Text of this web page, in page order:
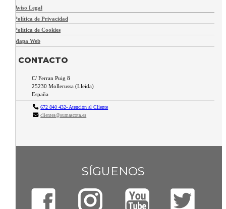
Aviso Legal
Política de Privacidad
Política de Cookies
Mapa Web
CONTACTO
C/ Ferran Puig 8
25230 Mollerussa (Lleida)
España
672 840 432- Atención al Cliente
clientes@sumascota.es
SÍGUENOS